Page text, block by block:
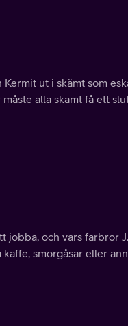
ut i skämt som
alla skämt få ett
och vars farbror
smörgåsar eller